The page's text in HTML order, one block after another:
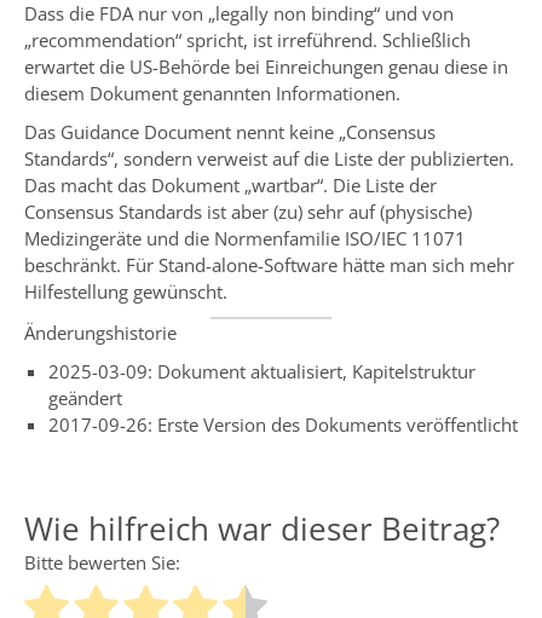
Dass die FDA nur von „legally non binding“ und von
„recommendation“ spricht, ist irreführend. Schließlich
erwartet die US-Behörde bei Einreichungen genau diese in
diesem Dokument genannten Informationen.
Das Guidance Document nennt keine „Consensus
Standards“, sondern verweist auf die Liste der publizierten.
Das macht das Dokument „wartbar“. Die Liste der
Consensus Standards ist aber (zu) sehr auf (physische)
Medizingeräte und die Normenfamilie ISO/IEC 11071
beschränkt. Für Stand-alone-Software hätte man sich mehr
Hilfestellung gewünscht.
Änderungshistorie
2025-03-09: Dokument aktualisiert, Kapitelstruktur
geändert
2017-09-26: Erste Version des Dokuments veröffentlicht
Wie hilfreich war dieser Beitrag?
Bitte bewerten Sie: